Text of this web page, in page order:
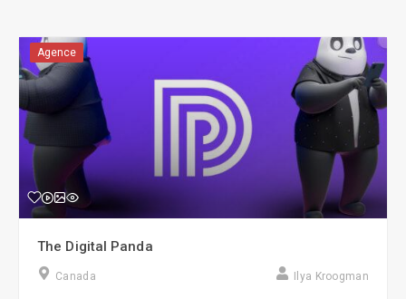
Agence
The Digital Panda
Canada Ilya Kroogman